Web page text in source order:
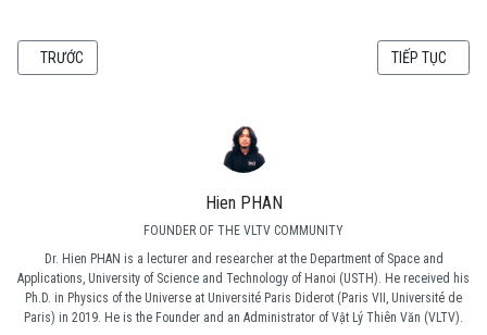
Hien PHAN
FOUNDER OF THE VLTV COMMUNITY
Dr. Hien PHAN is a lecturer and researcher at the Department of Space and
Applications, University of Science and Technology of Hanoi (USTH). He received his
Ph.D. in Physics of the Universe at Université Paris Diderot (Paris VII, Université de
Paris) in 2019. He is the Founder and an Administrator of Vật Lý Thiên Văn (VLTV).
BÀI VIẾT TRƯỚC: CỰC QUANG TỪNG BỊ LẠC TỚI VÙNG CẬN XÍCH ĐẠO
TRƯỚC BÀI VIẾT KẾ
TIẾP TỤC